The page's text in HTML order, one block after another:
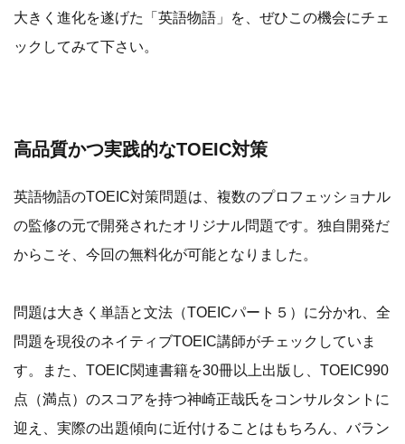
大きく進化を遂げた「英語物語」を、ぜひこの機会にチェ
ックしてみて下さい。
高品質かつ実践的なTOEIC対策
英語物語のTOEIC対策問題は、複数のプロフェッショナル
の監修の元で開発されたオリジナル問題です。独自開発だ
からこそ、今回の無料化が可能となりました。
問題は大きく単語と文法（TOEICパート５）に分かれ、全
問題を現役のネイティブTOEIC講師がチェックしていま
す。また、TOEIC関連書籍を30冊以上出版し、TOEIC990
点（満点）のスコアを持つ神崎正哉氏をコンサルタントに
迎え、実際の出題傾向に近付けることはもちろん、バラン